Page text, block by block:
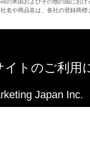
などの設定情報を
ました。
の米国およびその他の国にお
名や商品名は、各社の登録商標
イトのご利用
Japan Inc.